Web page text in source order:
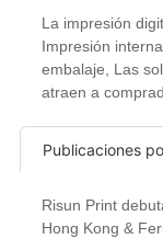
La impresión
Impresión
embalaje, Las
atraen a
Publicaciones
Risun Print
Hong Kong &